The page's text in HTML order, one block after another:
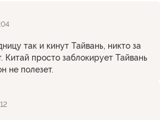
так и кинут Тайвань, никто за
не полезет.